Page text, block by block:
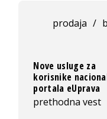
prodaja /
Nove usluge za
korisnike
portala eUprava
prethodna vest